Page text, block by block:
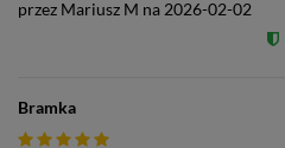
przez Mariusz M na 2026-02-02
Bramka